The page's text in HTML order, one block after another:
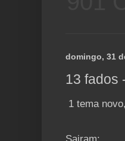
domingo, 31
13 fados
1 tema